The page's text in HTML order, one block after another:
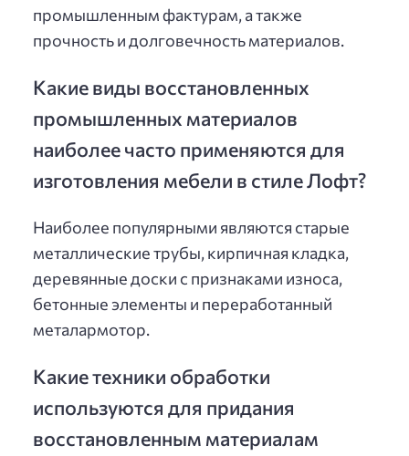
промышленным фактурам, а также
прочность и долговечность материалов.
Какие виды восстановленных
промышленных материалов
наиболее часто применяются для
изготовления мебели в стиле Лофт?
Наиболее популярными являются старые
металлические трубы, кирпичная кладка,
деревянные доски с признаками износа,
бетонные элементы и переработанный
металармотор.
Какие техники обработки
используются для придания
восстановленным материалам